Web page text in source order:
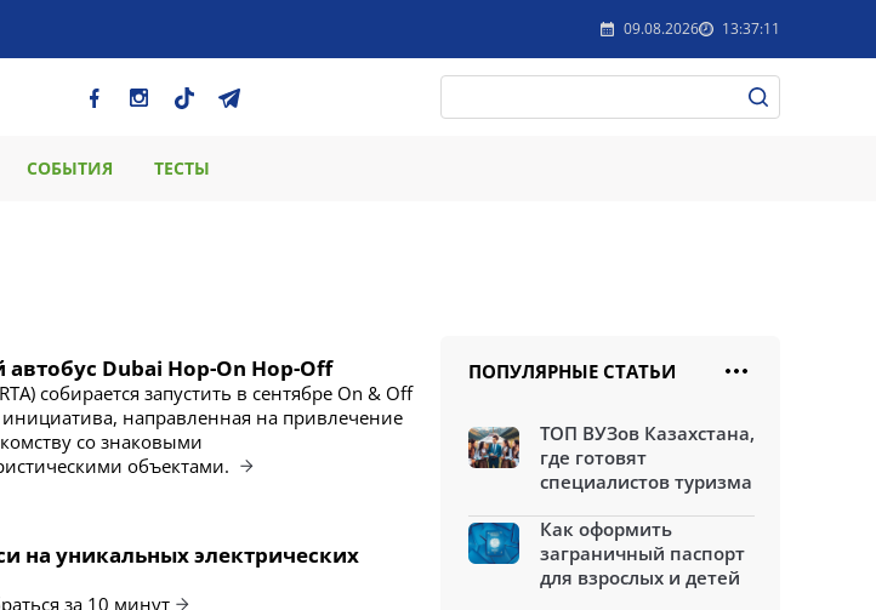
09.08.2026 13:37:11
СОБЫТИЯ ТЕСТЫ
Dubai Hop-On Hop-Off
собирается запустить в сентябре On & Off
инициатива, направленная на привлечение
со знаковыми
объектами.
на уникальных электрических
за 10 минут
ПОПУЛЯРНЫЕ СТАТЬИ
ТОП ВУЗов Казахстана,
где готовят
специалистов туризма
Как оформить
заграничный паспорт
для взрослых и детей